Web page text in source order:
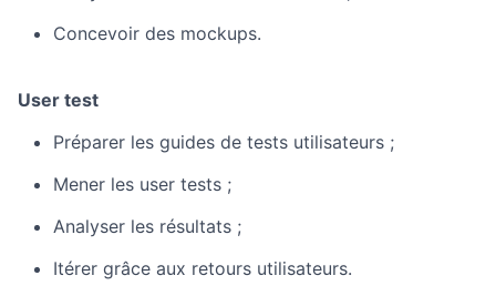
Concevoir des mockups.
User test
Préparer les guides de tests utilisateurs ;
Mener les user tests ;
Analyser les résultats ;
Itérer grâce aux retours utilisateurs.